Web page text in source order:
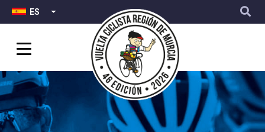
Pasar
al
principal
Top
Menu
ES LISTA ADICIONAL DE ACCIONES
account